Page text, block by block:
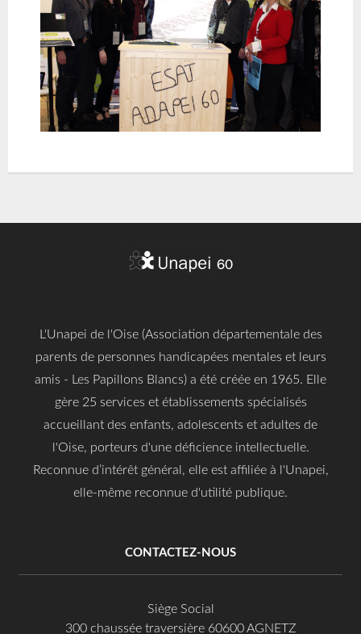
L'Unapei de l'Oise (Association départementale des
parents de personnes handicapées mentales et leurs
amis - Les Papillons Blancs) a été créée en 1965. Elle
gère 25 services et établissements spécialisés
accueillant des enfants, adolescents et adultes de
l'Oise, porteurs d'une déficience intellectuelle.
Reconnue d’intérêt général, elle est affiliée à l'Unapei,
elle-même reconnue d'utilité publique.
CONTACTEZ-NOUS
Siège Social
300 chaussée traversière 60600 AGNETZ